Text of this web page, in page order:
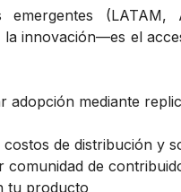
emergentes (LATAM,
innovación—es el
adopción mediante
costos de distribución y
comunidad de
tu producto